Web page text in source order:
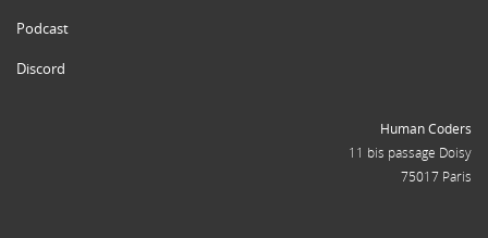
Podcast
Discord
Human Coders
11 bis passage Doisy
75017 Paris